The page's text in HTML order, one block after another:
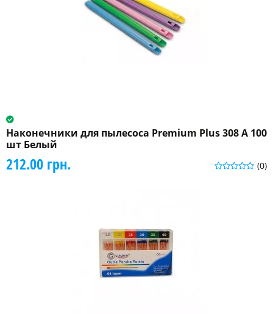
Наконечники для пылесоса Premium Plus 308 A 100
шт Белый
(0)
212.00 грн.